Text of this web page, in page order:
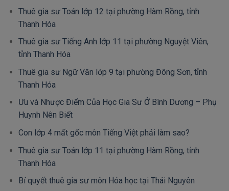
Thuê gia sư Toán lớp 12 tại phường Hàm Rồng, tỉnh
Thanh Hóa
Thuê gia sư Tiếng Anh lớp 11 tại phường Nguyệt Viên,
tỉnh Thanh Hóa
Thuê gia sư Ngữ Văn lớp 9 tại phường Đông Sơn, tỉnh
Thanh Hóa
Ưu và Nhược Điểm Của Học Gia Sư Ở Bình Dương – Phụ
Huynh Nên Biết
Con lớp 4 mất gốc môn Tiếng Việt phải làm sao?
Thuê gia sư Toán lớp 11 tại phường Hàm Rồng, tỉnh
Thanh Hóa
Bí quyết thuê gia sư môn Hóa học tại Thái Nguyên